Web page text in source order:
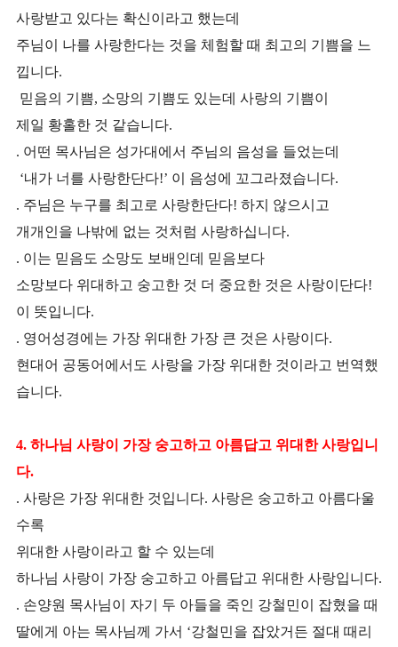
사랑받고 있다는 확신이라고 했는데
주님이 나를 사랑한다는 것을 체험할 때 최고의 기쁨을 느
낍니다.
믿음의 기쁨, 소망의 기쁨도 있는데 사랑의 기쁨이
제일 황홀한 것 같습니다.
. 어떤 목사님은 성가대에서 주님의 음성을 들었는데
‘내가 너를 사랑한단다!’ 이 음성에 꼬그라졌습니다.
. 주님은 누구를 최고로 사랑한단다! 하지 않으시고
개개인을 나밖에 없는 것처럼 사랑하십니다.
. 이는 믿음도 소망도 보배인데 믿음보다
소망보다 위대하고 숭고한 것 더 중요한 것은 사랑이단다!
이 뜻입니다.
. 영어성경에는 가장 위대한 가장 큰 것은 사랑이다.
현대어 공동어에서도 사랑을 가장 위대한 것이라고 번역했
습니다.
4. 하나님 사랑이 가장 숭고하고 아름답고 위대한 사랑입니
다.
. 사랑은 가장 위대한 것입니다. 사랑은 숭고하고 아름다울
수록
위대한 사랑이라고 할 수 있는데
하나님 사랑이 가장 숭고하고 아름답고 위대한 사랑입니다.
. 손양원 목사님이 자기 두 아들을 죽인 강철민이 잡혔을 때
딸에게 아는 목사님께 가서 ‘강철민을 잡았거든 절대 때리